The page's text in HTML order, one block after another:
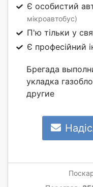
Є особистий
мікроавтобус)
П'ю тільки у
Є професійний
Брегада
укладка
другие